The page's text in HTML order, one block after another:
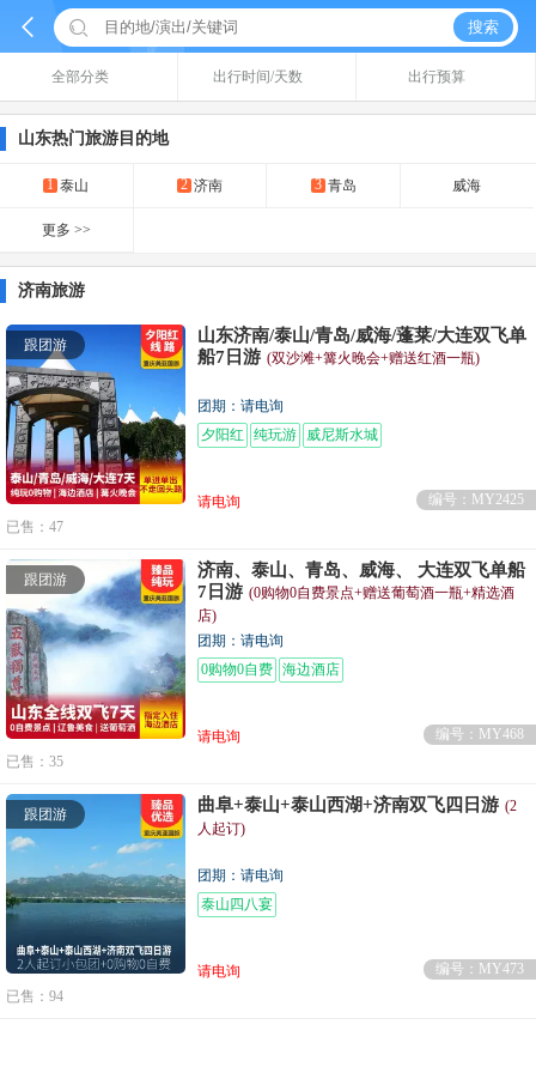
  搜索
全部分类 出行时间/天数 出行预算
山东热门旅游目的地
1 泰山 2 济南 3 青岛 威海
更多 >>
济南旅游
跟团游
山东济南/泰山/青岛/威海/蓬莱/大连双飞单
船7日游 (双沙滩+篝火晚会+赠送红酒一瓶)
团期：请电询
夕阳红
纯玩游 威尼斯水城
请电询
编号：MY2425
已售：47
跟团游
济南、泰山、青岛、威海、 大连双飞单船
7日游 (0购物0自费景点+赠送葡萄酒一瓶+精选酒
店)
团期：请电询
0购物0自费 海边酒店
请电询
编号：MY468
已售：35
跟团游 曲阜+泰山+泰山西湖+济南双飞四日游 (2
人起订)
团期：请电询
泰山四八宴
请电询
编号：MY473
已售：94